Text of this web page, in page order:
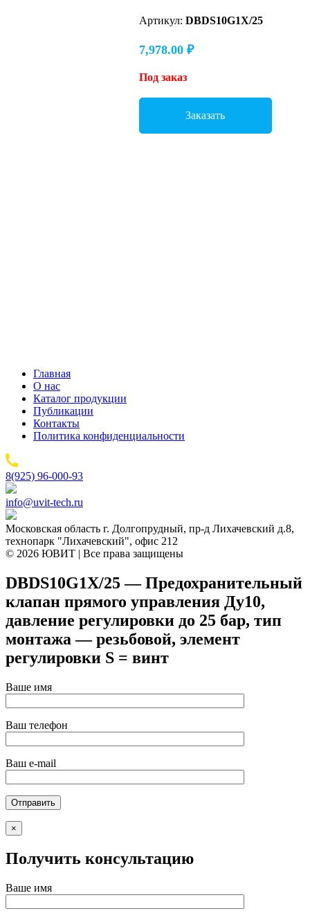
Артикул: DBDS10G1X/25
7,978.00 ₽
Под заказ
Заказать
Главная
О нас
Каталог продукции
Публикации
Контакты
Политика конфиденциальности
8(925) 96-000-93
info@uvit-tech.ru
Московская область г. Долгопрудный, пр-д Лихачевский д.8,
технопарк "Лихачевский", офис 212
© 2026 ЮВИТ | Все права защищены
DBDS10G1X/25 — Предохранительный
клапан прямого управления Ду10,
давление регулировки до 25 бар, тип
монтажа — резьбовой, элемент
регулировки S = винт
Ваше имя
Ваш телефон
Ваш e-mail
×
Получить консультацию
Ваше имя